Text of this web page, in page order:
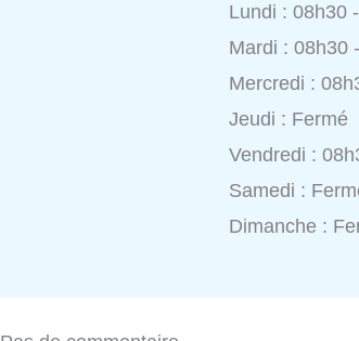
Lundi : 08h30
Mardi : 08h30
Mercredi :
Jeudi : Fermé
Vendredi :
Samedi :
Dimanche :